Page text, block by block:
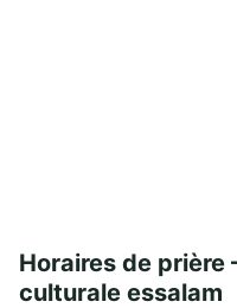
Horaires de
culturale essalam